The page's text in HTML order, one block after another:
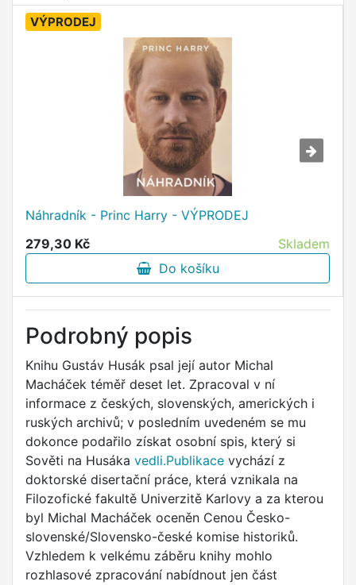
VÝPRODEJ
Náhradník - Princ Harry - VÝPRODEJ
279,30 Kč
Skladem
Do košíku
Podrobný popis
Knihu Gustáv Husák psal její autor Michal
Macháček téměř deset let. Zpracoval v ní
informace z českých, slovenských, amerických i
ruských archivů; v posledním uvedeném se mu
dokonce podařilo získat osobní spis, který si
Sověti na Husáka vedli.Publikace vychází z
doktorské disertační práce, která vznikala na
Filozofické fakultě Univerzitě Karlovy a za kterou
byl Michal Macháček oceněn Cenou Česko-
slovenské/Slovensko-české komise historiků.
Vzhledem k velkému záběru knihy mohlo
rozhlasové zpracování nabídnout jen část